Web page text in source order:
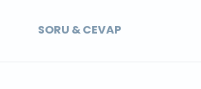
SORU & CEVAP